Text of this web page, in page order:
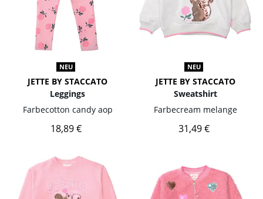
NEU
JETTE BY STACCATO
Leggings
Farbecotton candy aop
18,89 €
NEU
JETTE BY STACCATO
Sweatshirt
Farbecream melange
31,49 €